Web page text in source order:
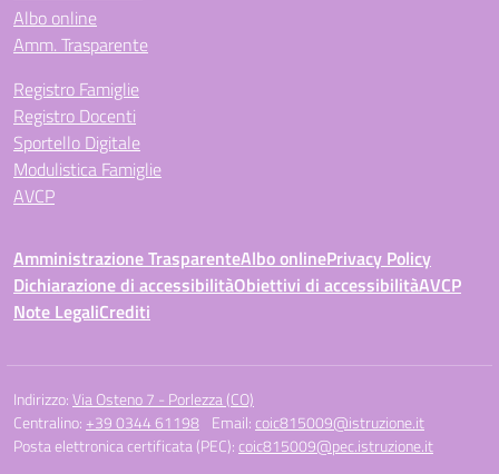
Albo online
Amm. Trasparente
Registro Famiglie
Registro Docenti
Sportello Digitale
Modulistica Famiglie
AVCP
Amministrazione TrasparenteAlbo onlinePrivacy Policy
Dichiarazione di accessibilitàObiettivi di accessibilitàAVCP
Note LegaliCrediti
Indirizzo:Via Osteno 7 - Porlezza (CO)
Centralino: +39 0344 61198 Email:coic815009@istruzione.it
Posta elettronica certificata (PEC):coic815009@pec.istruzione.it